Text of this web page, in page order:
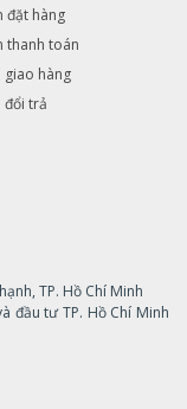
đặt hàng
thanh toán
giao hàng
đổi trả
TP. Hồ Chí Minh
đầu tư TP. Hồ Chí Minh